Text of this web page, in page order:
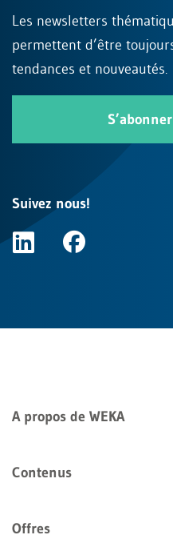
Les newsletters
permettent d’être
tendances et nouveautés.
Suivez nous!
A propos de WEKA
Contenus
Offres